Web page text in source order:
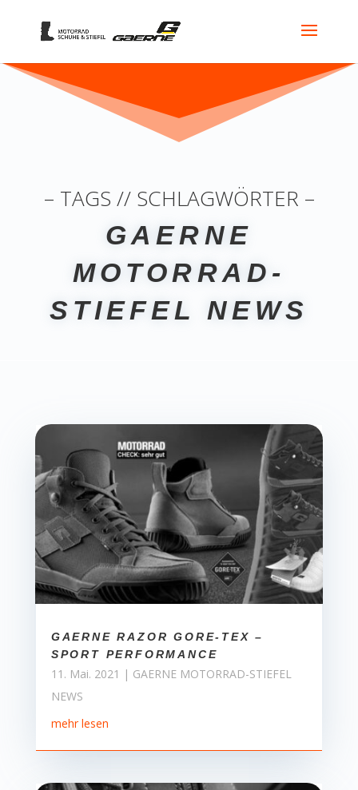
– TAGS // SCHLAGWÖRTER –
GAERNE
MOTORRAD-
STIEFEL NEWS
GAERNE RAZOR GORE-TEX –
SPORT PERFORMANCE
11. Mai. 2021 | GAERNE MOTORRAD-STIEFEL
NEWS
mehr lesen